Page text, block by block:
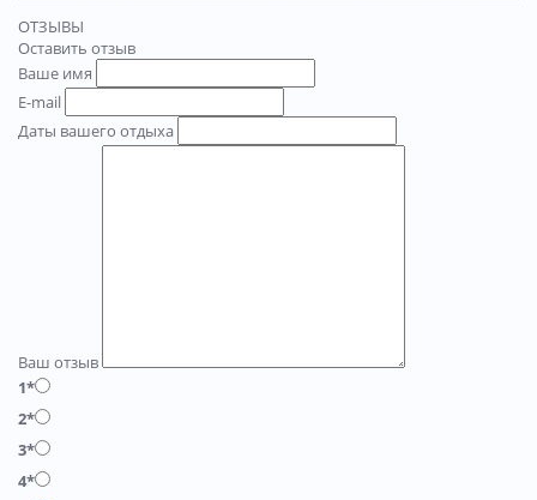
ОТЗЫВЫ
Оставить отзыв
Ваше имя
E-mail
Даты вашего отдыха
Ваш отзыв
1*
2*
3*
4*